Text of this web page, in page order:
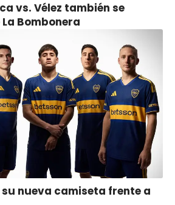
vs. Vélez también se
Bombonera
nueva camiseta frente a